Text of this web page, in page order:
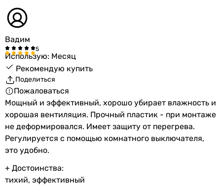
Вадим
Использую: Месяц
Рекомендую купить
Поделиться
Пожаловаться
Мощный и эффективный, хорошо убирает влажность и
хорошая вентиляция. Прочный пластик - при монтаже
не деформировался. Имеет защиту от перегрева.
Регулируется с помощью комнатного выключателя,
это удобно.
+ Достоинства:
тихий, эффективный